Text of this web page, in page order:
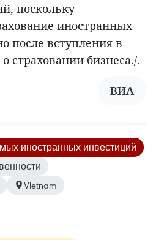
поскольку
иностранных
после вступления в
страховании бизнеса./.
ВИА
иностранных инвестиций
Vietnam